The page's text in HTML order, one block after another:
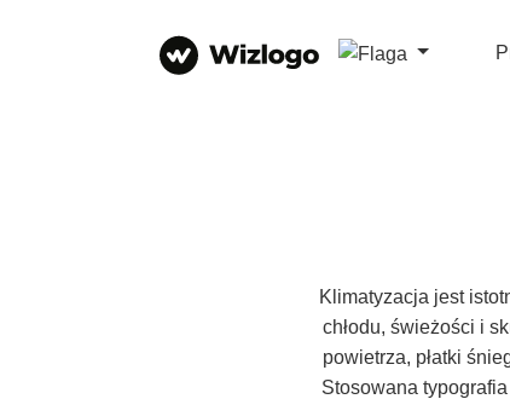
Klimatyzacja jest
chłodu, świeżości i
powietrza, płatki
Stosowana